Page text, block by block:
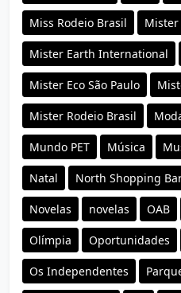
Miss Rodeio Brasil Mister
Mister Earth International
Mister Eco São Paulo
Mister Rodeio Brasil
Mundo PET Música
Natal North Shopping
Novelas novelas OAB
Olímpia Oportunidades
Os Independentes